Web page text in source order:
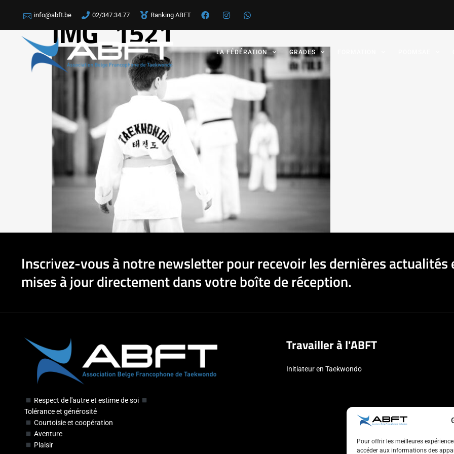
Pour offrir les meilleures
accéder aux informations des
info@abft.be 02/347.34.77 Ranking ABFT
LA FÉDÉRATION GRADES
IMG_1521
Inscrivez-vous à notre newsletter pour recevoir les dernières actualités
mises à jour directement dans votre boîte de réception.
Respect de l'autre et estime de soi
Tolérance et générosité
Courtoisie et coopération
Aventure
Plaisir
Travailler à l'ABFT
Initiateur en Taekwondo